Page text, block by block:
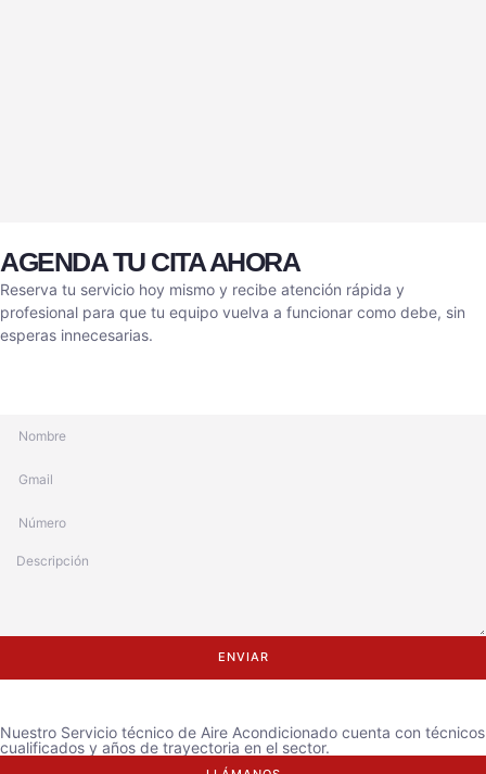
AGENDA TU CITA AHORA
Reserva tu servicio hoy mismo y recibe atención rápida y
profesional para que tu equipo vuelva a funcionar como debe, sin
esperas innecesarias.
ENVIAR
Nuestro Servicio técnico de Aire Acondicionado cuenta con técnicos
cualificados y años de trayectoria en el sector.